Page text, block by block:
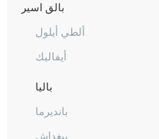
بالق أسير
ألطي أيلول
أيفاليك
باليا
بانديرما
بيغداش